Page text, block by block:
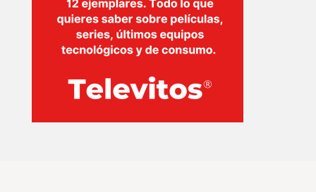
INICIO
PELICULAS
SERIES
TECNOVITOS